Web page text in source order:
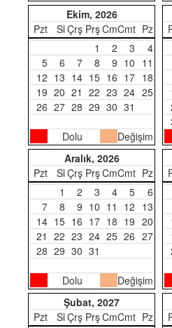
Ekim, 2026
Pzt
Sl Çrş PrşCmCmt Pz
1
2 3
4
5
6 7 8 9 10 11
12 13 14 15 16 17 18
19 20 21 22 23 24 25
26 27 28 29 30 31
Dolu Değişim
Aralık, 2026
Pzt
Sl Çrş PrşCmCmt Pz
1
2 3 4 5
6
7
8 9 10 11 12 13
14 15 16 17 18 19 20
21 22 23 24 25 26 27
28 29 30 31
Dolu Değişim
Şubat, 2027
Pzt
Sl Çrş PrşCmCmt Pz